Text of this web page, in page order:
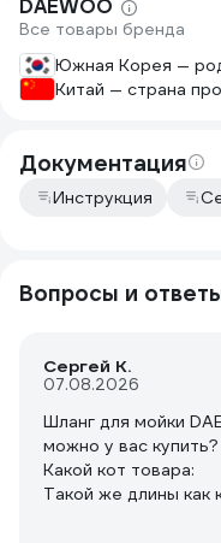
DAEWOO
Все товары бренда
Южная Корея —
Китай — страна
Документация
Инструкция
Вопросы и
Сергей К.
07.08.2026
Шланг для мойки
можно у вас купить?
Какой кот товара:
Такой же длины как